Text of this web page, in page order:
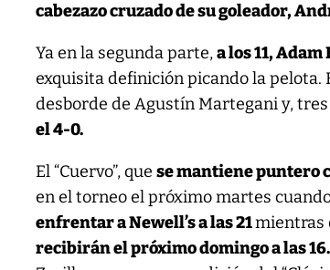
cabezazo cruzado de su goleador,
Ya en la segunda parte,a los 11,
exquisita definición picando la pelota.
desborde de Agustín Martegani y,
el 4-0.
El “Cuervo”, quese mantiene puntero
en el torneo el próximo martes
enfrentar a Newell’s a las 21mientras
recibirán el próximo domingo a las